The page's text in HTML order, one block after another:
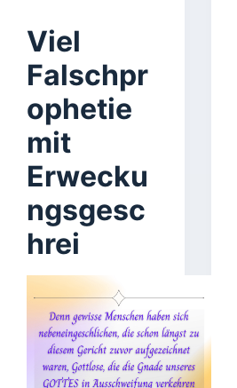
Viel
Falschpr
ophetie
mit
Erwecku
ngsgesc
hrei